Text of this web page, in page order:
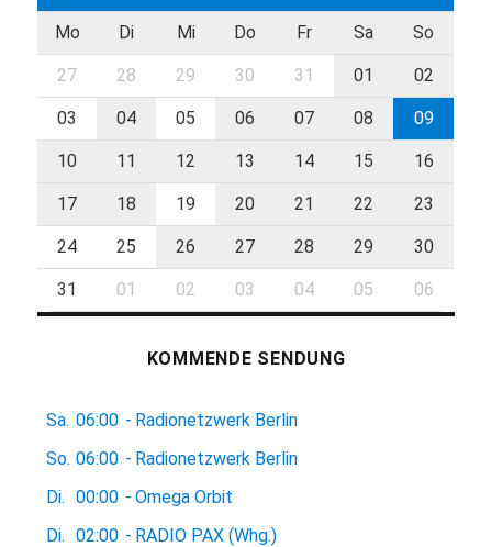
Mo Di Mi Do Fr Sa So
27 28 29 30 31 01 02
03 04 05 06 07 08 09
10 11 12 13 14 15 16
17 18 19 20 21 22 23
24 25 26 27 28 29 30
31 01 02 03 04 05 06
KOMMENDE SENDUNG
Sa. 06:00 - Radionetzwerk Berlin
So. 06:00 - Radionetzwerk Berlin
Di.
00:00 - Omega Orbit
Di.
02:00 - RADIO PAX (Whg.)